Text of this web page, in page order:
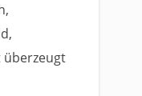
überzeugt